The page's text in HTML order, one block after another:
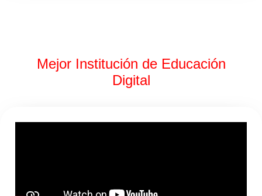
Mejor Institución de Educación
Digital